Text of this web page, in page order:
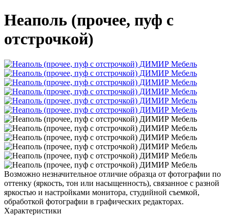
Неаполь (прочее, пуф с
отстрочкой)
Возможно незначительное отличие образца от фотографии по
оттенку (яркость, тон или насыщенность), связанное с разной
яркостью и настройками монитора, студийной съемкой,
обработкой фотографии в графических редакторах.
Характеристики